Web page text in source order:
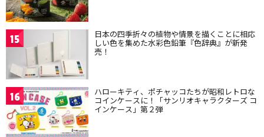
15 日本の四季折々の植物や情景を描くことに相応
しい色を集めた水彩色鉛筆『色辞典』が新発
売！
16 ハローキティ、ポチャッコたちが昭和レトロな
コインケースに！「サンリオキャラクターズ コ
インケース」第２弾